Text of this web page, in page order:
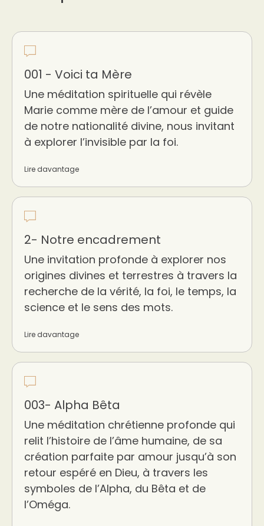
001 - Voici ta Mère
Une méditation spirituelle qui révèle
Marie comme mère de l’amour et guide
de notre nationalité divine, nous invitant
à explorer l’invisible par la foi.
Lire davantage
2- Notre encadrement
Une invitation profonde à explorer nos
origines divines et terrestres à travers la
recherche de la vérité, la foi, le temps, la
science et le sens des mots.
Lire davantage
003- Alpha Bêta
Une méditation chrétienne profonde qui
relit l’histoire de l’âme humaine, de sa
création parfaite par amour jusqu’à son
retour espéré en Dieu, à travers les
symboles de l’Alpha, du Bêta et de
l’Oméga.